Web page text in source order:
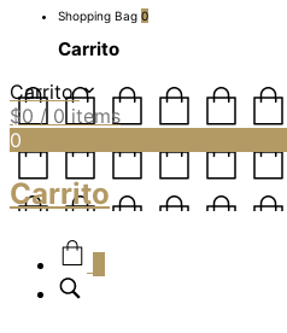
Shopping Bag 0
Carrito
Carrito
$0 / 0 items
0
Carrito